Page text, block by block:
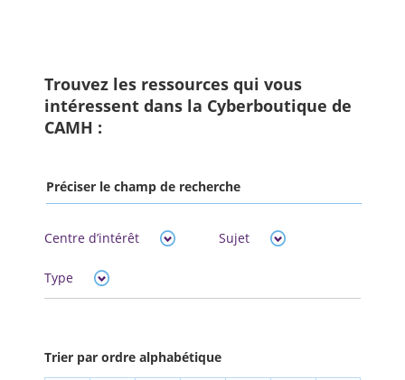
Trouvez les ressources qui vous
intéressent dans la Cyberboutique de
CAMH :
Préciser le champ de recherche
Centre d’intérêt Sujet
Type
Trier par ordre alphabétique